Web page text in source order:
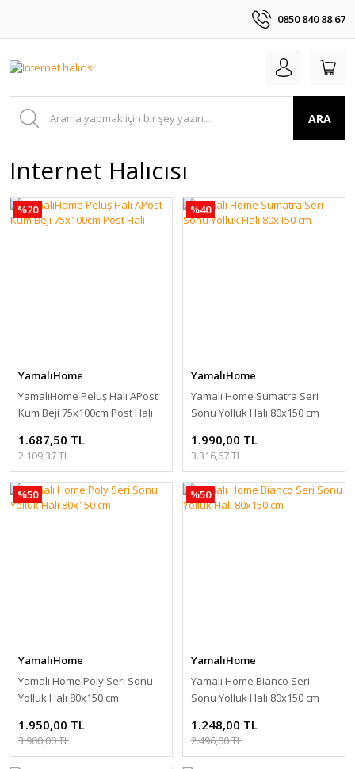
0850 840 88 67
ARA
Internet Halıcısı
%20
YamalıHome
YamalıHome Peluş Halı APost
Kum Beji 75x100cm Post Halı
1.687,50 TL
2.109,37 TL
%40
YamalıHome
Yamalı Home Sumatra Seri
Sonu Yolluk Halı 80x150 cm
1.990,00 TL
3.316,67 TL
%50
YamalıHome
Yamalı Home Poly Seri Sonu
Yolluk Halı 80x150 cm
1.950,00 TL
3.900,00 TL
%50
YamalıHome
Yamalı Home Bianco Seri
Sonu Yolluk Halı 80x150 cm
1.248,00 TL
2.496,00 TL